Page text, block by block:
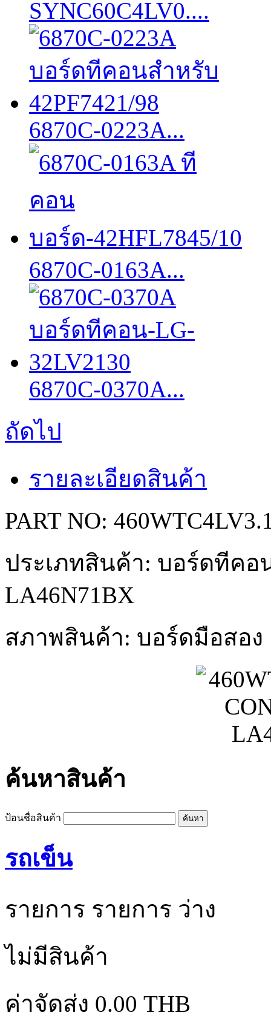
SYNC60C4LV0....
6870C-0223A...
6870C-0163A...
6870C-0370A...
ถัดไป
รายละเอียดสินค้า
PART NO:
ประเภทสินค้า: บอร์ดทีคอน
LA46N71BX
สภาพสินค้า: บอร์ดมือสอง
ค้นหาสินค้า
ป้อนชื่อสินค้า
รถเข็น
รายการ รายการ ว่าง
ไม่มีสินค้า
ค่าจัดส่ง 0.00 THB